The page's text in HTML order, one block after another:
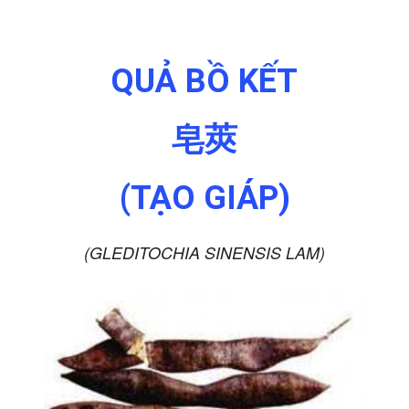
QUẢ BỒ KẾT
皂莢
(TẠO GIÁP)
(GLEDITOCHIA SINENSIS LAM)